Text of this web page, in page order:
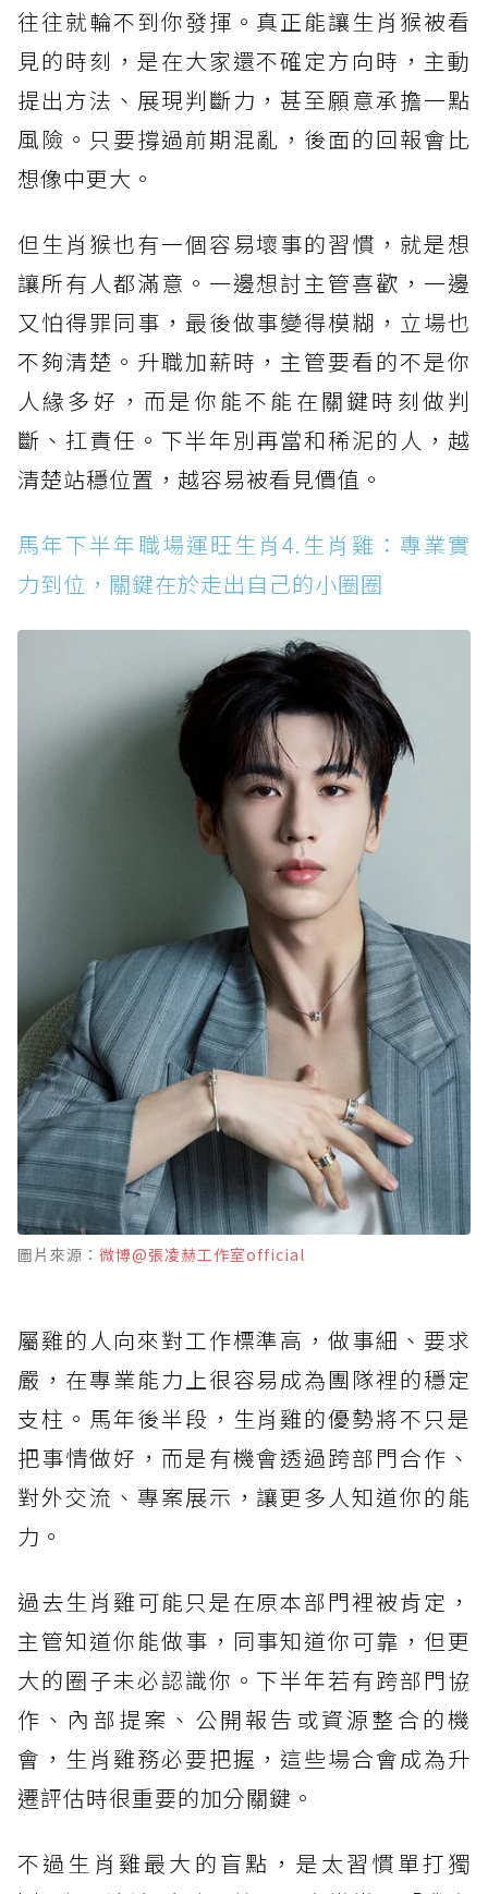
往往就輪不到你發揮。真正能讓生肖猴被看
見的時刻，是在大家還不確定方向時，主動
提出方法、展現判斷力，甚至願意承擔一點
風險。只要撐過前期混亂，後面的回報會比
想像中更大。
但生肖猴也有一個容易壞事的習慣，就是想
讓所有人都滿意。一邊想討主管喜歡，一邊
又怕得罪同事，最後做事變得模糊，立場也
不夠清楚。升職加薪時，主管要看的不是你
人緣多好，而是你能不能在關鍵時刻做判
斷、扛責任。下半年別再當和稀泥的人，越
清楚站穩位置，越容易被看見價值。
馬年下半年職場運旺生肖4.生肖雞：專業實
力到位，關鍵在於走出自己的小圈圈
圖片來源： 微博@張凌赫工作室official
屬雞的人向來對工作標準高，做事細、要求
嚴，在專業能力上很容易成為團隊裡的穩定
支柱。馬年後半段，生肖雞的優勢將不只是
把事情做好，而是有機會透過跨部門合作、
對外交流、專案展示，讓更多人知道你的能
力。
過去生肖雞可能只是在原本部門裡被肯定，
主管知道你能做事，同事知道你可靠，但更
大的圈子未必認識你。下半年若有跨部門協
作、內部提案、公開報告或資源整合的機
會，生肖雞務必要把握，這些場合會成為升
遷評估時很重要的加分關鍵。
不過生肖雞最大的盲點，是太習慣單打獨